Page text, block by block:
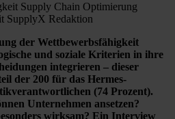
Supply Chain Optimierung
SupplyX Redaktion
der Wettbewerbsfähigkeit
und soziale Kriterien in ihre
integrieren – dieser
der 200 für das Hermes-
(74 Prozent).
Unternehmen ansetzen?
wirksam? Ein Interview